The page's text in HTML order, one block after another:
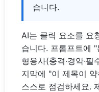
습니다.
AI는 클릭 요소를 요
습니다. 프롬프트에
형용사(충격·경악·
지막에 "이 제목이
스스로 점검하세요.